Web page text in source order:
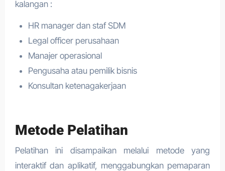
kalangan :
HR manager dan staf SDM
Legal officer perusahaan
Manajer operasional
Pengusaha atau pemilik bisnis
Konsultan ketenagakerjaan
Metode Pelatihan
Pelatihan ini disampaikan melalui metode yang
interaktif dan aplikatif, menggabungkan pemaparan